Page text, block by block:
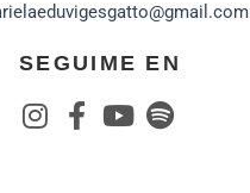
SEGUIME EN